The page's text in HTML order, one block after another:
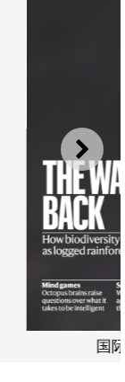
下一